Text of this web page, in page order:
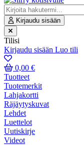
Kirjaudu sisään
Tilisi
Kirjaudu sisään Luo tili
0,00 €
Tuotteet
Tuotemerkit
Lahjakortti
Räjäytyskuvat
Lehdet
Luettelot
Uutiskirje
Videot